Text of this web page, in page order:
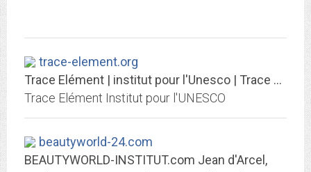
trace-element.org
Trace Elément | institut pour l'Unesco | Trace Elément - Institut pour l'UNESCO
Trace Elément Institut pour l'UNESCO
beautyworld-24.com
BEAUTYWORLD-INSTITUT.com Jean d'Arcel,